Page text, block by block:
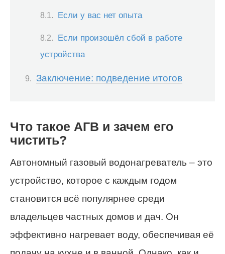
Если у вас нет опыта
Если произошёл сбой в работе
устройства
Заключение: подведение итогов
Что такое АГВ и зачем его
чистить?
Автономный газовый водонагреватель – это
устройство, которое с каждым годом
становится всё популярнее среди
владельцев частных домов и дач. Он
эффективно нагревает воду, обеспечивая её